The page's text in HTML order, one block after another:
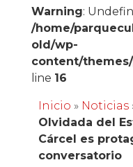
Warning:
/home/
old/wp-
content/
line 16
Inicio » Noticias
Olvidada del
Cárcel es
conversatorio